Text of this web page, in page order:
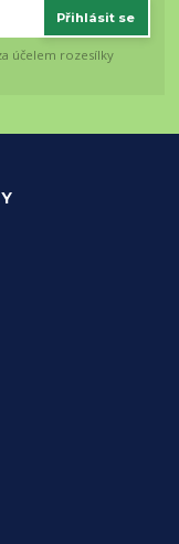
Přihlásit se
účelem rozesílky